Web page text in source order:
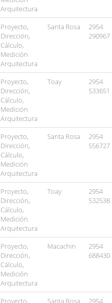
Arquitectura
Proyecto,
Dirección,
Cálculo,
Medición
Arquitectura
Santa Rosa
2954
290967
Proyecto,
Dirección,
Cálculo,
Medición
Arquitectura
Toay
2954
533651
Proyecto,
Dirección,
Cálculo,
Medición
Arquitectura
Santa Rosa
2954
556727
Proyecto,
Dirección,
Cálculo,
Medición
Arquitectura
Toay
2954
532538
Proyecto,
Dirección,
Cálculo,
Medición
Arquitectura
Macachin
2954
688430
Proyecto, Santa Rosa 2954